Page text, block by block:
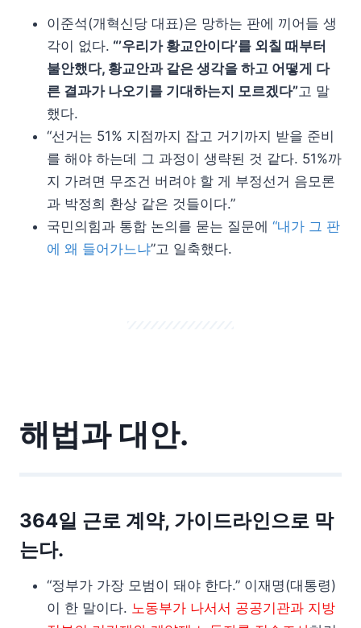
이준석(개혁신당 대표)은 망하는 판에 끼어들 생
각이 없다. “’우리가 황교안이다’를 외칠 때부터
불안했다, 황교안과 같은 생각을 하고 어떻게 다
른 결과가 나오기를 기대하는지 모르겠다”고 말
했다.
“선거는 51% 지점까지 잡고 거기까지 받을 준비
를 해야 하는데 그 과정이 생략된 것 같다. 51%까
지 가려면 무조건 버려야 할 게 부정선거 음모론
과 박정희 환상 같은 것들이다.”
국민의힘과 통합 논의를 묻는 질문에 “내가 그 판
에 왜 들어가느냐”고 일축했다.
해법과 대안.
364일 근로 계약, 가이드라인으로 막
는다.
“정부가 가장 모범이 돼야 한다.” 이재명(대통령)
이 한 말이다. 노동부가 나서서 공공기관과 지방